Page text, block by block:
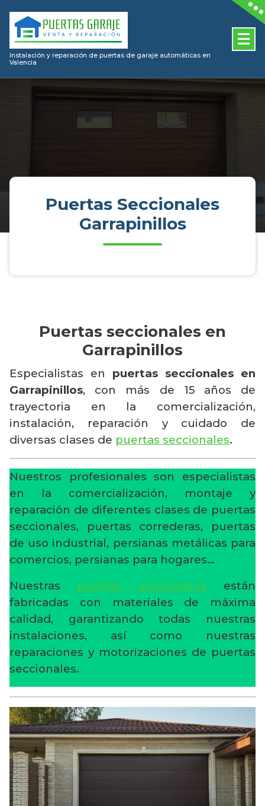
content
Instalación y reparación de puertas de garaje automáticas en
Valencia
Puertas Seccionales
Garrapinillos
Puertas seccionales en
Garrapinillos
Especialistas en puertas seccionales en
Garrapinillos, con más de 15 años de
trayectoria en la comercialización,
instalación, reparación y cuidado de
diversas clases de puertas seccionales.
Nuestros profesionales son especialistas
en la comercialización, montaje y
reparación de diferentes clases de puertas
seccionales, puertas correderas, puertas
de uso industrial, persianas metálicas para
comercios, persianas para hogares…
Nuestras puertas seccionales están
fabricadas con materiales de máxima
calidad, garantizando todas nuestras
instalaciones, así como nuestras
reparaciones y motorizaciones de puertas
seccionales.